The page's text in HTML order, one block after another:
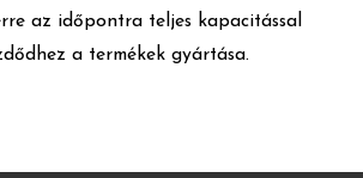
az időpontra teljes kapacitással
a termékek gyártása.